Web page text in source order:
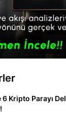
6 Kripto Parayı